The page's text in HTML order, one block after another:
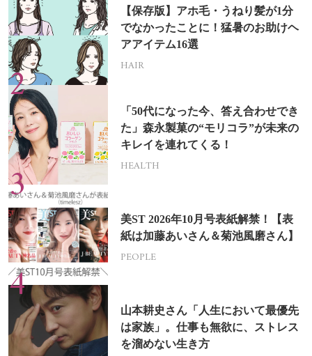
【保存版】アホ毛・うねり髪が1分
でなかったことに！猛暑のお助けヘ
アアイテム16選
HAIR
「50代になった今、答え合わせでき
た」森永製菓の“モリコラ”が未来の
キレイを連れてくる！
HEALTH
美ST 2026年10月号表紙解禁！【表
紙は加藤あいさん＆菊池風磨さん】
PEOPLE
山本耕史さん「人生において最優先
は家族」。仕事も無欲に、ストレス
を溜めない生き方